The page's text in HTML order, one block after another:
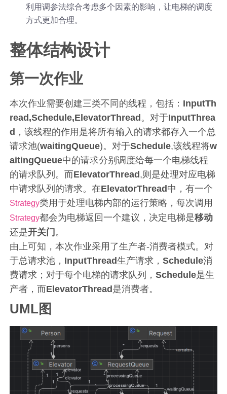
利用调参法综合考虑多个因素的影响，让电梯的调度
方式更加合理。
整体结构设计
第一次作业
本次作业需要创建三类不同的线程，包括： InputTh
read,Schedule,ElevatorThread。对于InputThrea
d ，该线程的作用是将所有输入的请求都存入一个总
请求池(waitingQueue)。对于Schedule,该线程将w
aitingQueue中的请求分别调度给每一个电梯线程
的请求队列。而ElevatorThread,则是处理对应电梯
中请求队列的请求。在ElevatorThread中，有一个
Strategy类用于处理电梯内部的运行策略，每次调用
Strategy都会为电梯返回一个建议，决定电梯是移动
还是开关门 。
由上可知，本次作业采用了生产者-消费者模式。对
于总请求池， InputThread生产请求，Schedule消
费请求；对于每个电梯的请求队列，Schedule是生
产者，而ElevatorThread是消费者。
UML图